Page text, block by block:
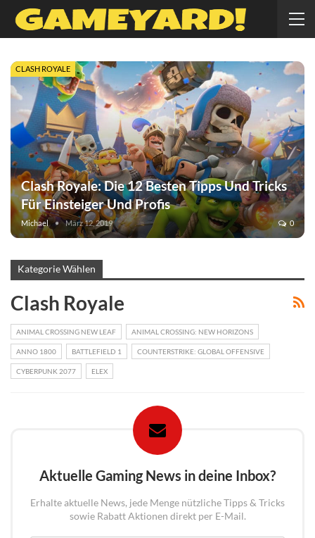
CLASH ROYALE
Clash Royale: Die 12 Besten Tipps Und Tricks
Für Einsteiger Und Profis
Michael März 12, 2019 0
Kategorie Wählen
Clash Royale
ANIMAL CROSSING NEW LEAF ANIMAL CROSSING: NEW HORIZONS
ANNO 1800 BATTLEFIELD 1 COUNTERSTRIKE: GLOBAL OFFENSIVE
CYBERPUNK 2077 ELEX
Aktuelle Gaming News in deine Inbox?
Erhalte aktuelle News, jede Menge nützliche Tipps & Tricks
sowie Rabatt Aktionen direkt per E-Mail.